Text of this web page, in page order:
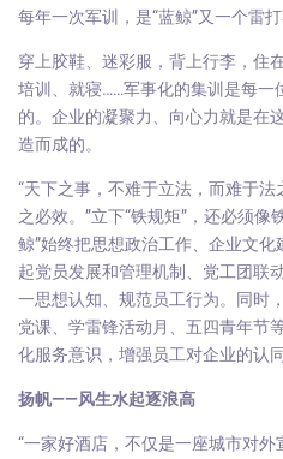
每年一次军训，是“蓝鲸”又一个雷打
穿上胶鞋、迷彩服，背上行李，住
培训、就寝……军事化的集训是每一
的。企业的凝聚力、向心力就是在
造而成的。
“天下之事，不难于立法，而难于
之必效。”立下“铁规矩”，还必须
鲸”始终把思想政治工作、企业文
起党员发展和管理机制、党工团联
一思想认知、规范员工行为。同时
党课、学雷锋活动月、五四青年节
化服务意识，增强员工对企业的认
扬帆——风生水起逐浪高
“一家好酒店，不仅是一座城市对